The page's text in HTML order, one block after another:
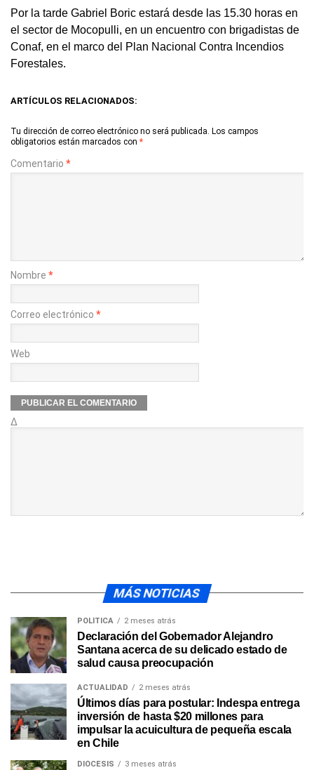
Por la tarde Gabriel Boric estará desde las 15.30 horas en
el sector de Mocopulli, en un encuentro con brigadistas de
Conaf, en el marco del Plan Nacional Contra Incendios
Forestales.
ARTÍCULOS RELACIONADOS:
Tu dirección de correo electrónico no será publicada. Los campos
obligatorios están marcados con *
Comentario *
Nombre *
Correo electrónico *
Web
Δ
MÁS NOTICIAS
POLÍTICA 2 meses atrás
Declaración del Gobernador Alejandro
Santana acerca de su delicado estado de
salud causa preocupación
ACTUALIDAD 2 meses atrás
Últimos días para postular: Indespa entrega
inversión de hasta $20 millones para
impulsar la acuicultura de pequeña escala
en Chile
DIÓCESIS 3 meses atrás